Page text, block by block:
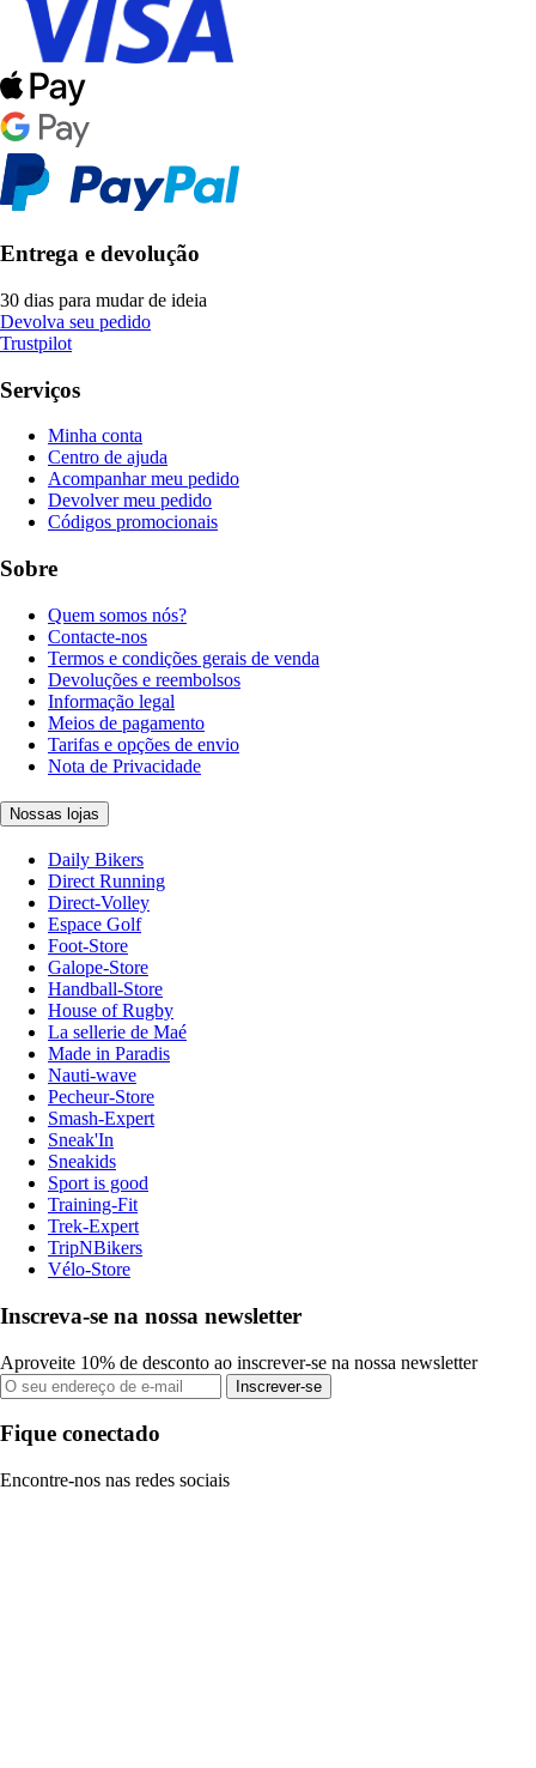
Entrega e devolução
30 dias para mudar de ideia
Devolva seu pedido
Trustpilot
Serviços
Minha conta
Centro de ajuda
Acompanhar meu pedido
Devolver meu pedido
Códigos promocionais
Sobre
Quem somos nós?
Contacte-nos
Termos e condições gerais de venda
Devoluções e reembolsos
Informação legal
Meios de pagamento
Tarifas e opções de envio
Nota de Privacidade
Nossas lojas
Daily Bikers
Direct Running
Direct-Volley
Espace Golf
Foot-Store
Galope-Store
Handball-Store
House of Rugby
La sellerie de Maé
Made in Paradis
Nauti-wave
Pecheur-Store
Smash-Expert
Sneak'In
Sneakids
Sport is good
Training-Fit
Trek-Expert
TripNBikers
Vélo-Store
Inscreva-se na nossa newsletter
Aproveite 10% de desconto ao inscrever-se na nossa newsletter
Inscrever-se
Fique conectado
Encontre-nos nas redes sociais